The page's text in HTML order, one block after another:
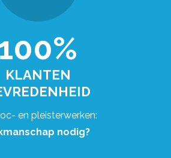
100%
KLANTEN
en pleisterwerken:
nodig?